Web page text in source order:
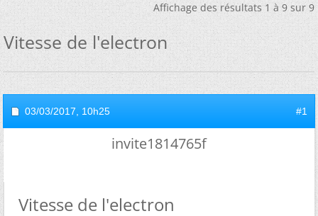
Affichage des résultats 1 à 9 sur 9
Vitesse de l'electron
03/03/2017, 10h25 #1
invite1814765f
Vitesse de l'electron